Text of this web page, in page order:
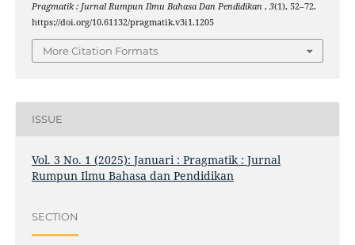
Pragmatik : Jurnal Rumpun Ilmu Bahasa Dan Pendidikan , 3(1), 52–72.
https://doi.org/10.61132/pragmatik.v3i1.1205
More Citation Formats
ISSUE
Vol. 3 No. 1 (2025): Januari : Pragmatik : Jurnal
Rumpun Ilmu Bahasa dan Pendidikan
SECTION